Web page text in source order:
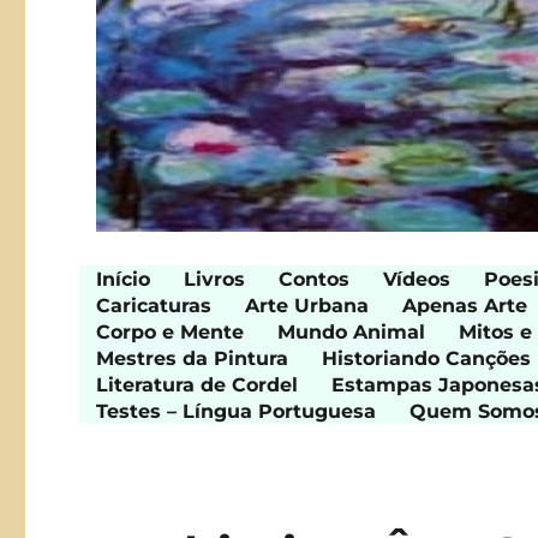
Início Livros Contos Vídeos
Caricaturas
Arte Urbana
Apenas Arte
Corpo e Mente
Mundo Animal
Mitos e
Mestres da Pintura
Historiando Canções
Literatura de Cordel
Estampas
Testes – Língua Portuguesa
Quem